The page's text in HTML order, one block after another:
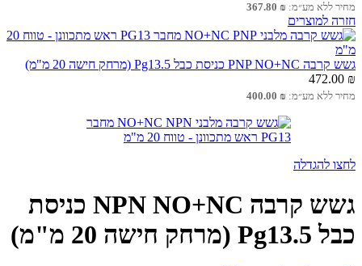
מחיר ללא מע״מ: 367.80 ₪
חזרה למוצרים
גשש קרבה PNP NO+NC כניסת כבל Pg13.5 (מרחק חישה 20 מ"מ)
472.00 ₪
מחיר ללא מע״מ: 400.00 ₪
לחצו להגדלה
גשש קרבה NPN NO+NC כניסת
כבל Pg13.5 (מרחק חישה 20 מ"מ)